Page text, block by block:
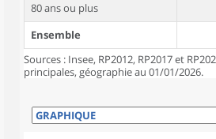
80 ans ou plus
Ensemble
Sources : Insee, RP2012, RP2017 et
principales, géographie au 01/01/2026.